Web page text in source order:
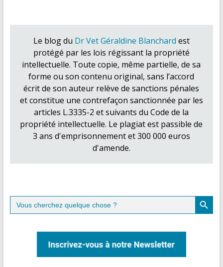
Le blog du Dr Vet Géraldine Blanchard est
protégé par les lois régissant la propriété
intellectuelle. Toute copie, même partielle, de sa
forme ou son contenu original, sans l’accord
écrit de son auteur relève de sanctions pénales
et constitue une contrefaçon sanctionnée par les
articles L.3335-2 et suivants du Code de la
propriété intellectuelle. Le plagiat est passible de
3 ans d'emprisonnement et 300 000 euros
d'amende.
Search
for:
Search Button